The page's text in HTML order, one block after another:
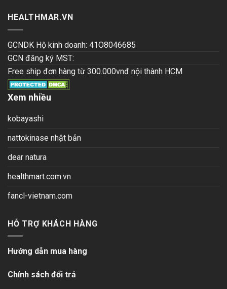
HEALTHMAR.VN
GCNDK Hộ kinh doanh: 41O8046685
GCN đăng ký MST:
Free ship đơn hàng từ 300.000vnđ nội thành HCM
Xem nhiều
kobayashi
nattokinase nhật bản
dear natura
healthmart.com.vn
fancl-vietnam.com
HỖ TRỢ KHÁCH HÀNG
Hướng dẫn mua hàng
Chính sách đổi trả